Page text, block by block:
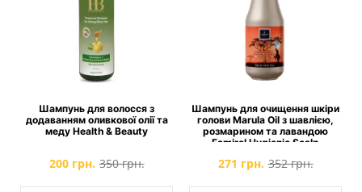
Шампунь для волосся з
додаванням оливкової олії та
меду Health & Beauty
200 грн. 350 грн.
Шампунь для очищення шкіри
голови Marula Oil з шавлією,
розмарином та лавандою
Famirel Hygienic Scalp
271 грн. 352 грн.